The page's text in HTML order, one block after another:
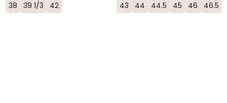
38 39 1/3 42 43 44 44.5 45 46 46.5